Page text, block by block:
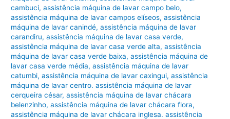
cambuci,assistência máquina de lavar campo belo,
assistência máquina de lavar campos elíseos,assistência
máquina de lavar canindé,assistência máquina de lavar
carandiru,assistência máquina de lavar casa verde,
assistência máquina de lavar casa verde alta,assistência
máquina de lavar casa verde baixa,assistência máquina de
lavar casa verde média,assistência máquina de lavar
catumbi,assistência máquina de lavar caxingui,assistência
máquina de lavar centro. assistência máquina de lavar
cerqueira césar,assistência máquina de lavar chácara
belenzinho,assistência máquina de lavar chácara flora,
assistência máquina de lavar chácara inglesa. assistência